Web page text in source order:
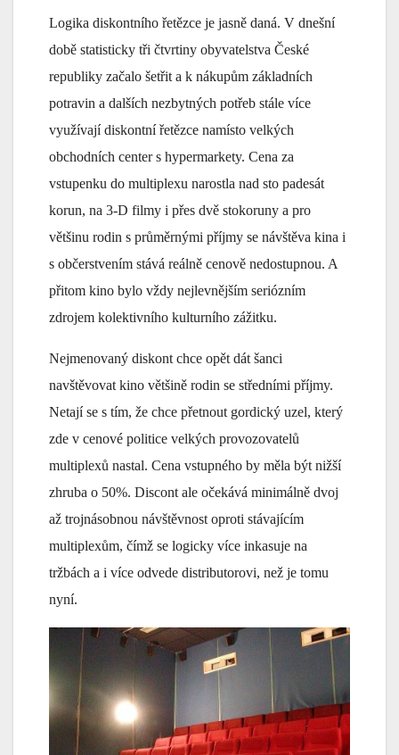
Logika diskontního řetězce je jasně daná. V dnešní
době statisticky tři čtvrtiny obyvatelstva České
republiky začalo šetřit a k nákupům základních
potravin a dalších nezbytných potřeb stále více
využívají diskontní řetězce namísto velkých
obchodních center s hypermarkety. Cena za
vstupenku do multiplexu narostla nad sto padesát
korun, na 3-D filmy i přes dvě stokoruny a pro
většinu rodin s průměrnými příjmy se návštěva kina i
s občerstvením stává reálně cenově nedostupnou. A
přitom kino bylo vždy nejlevnějším seriózním
zdrojem kolektivního kulturního zážitku.
Nejmenovaný diskont chce opět dát šanci
navštěvovat kino většině rodin se středními příjmy.
Netají se s tím, že chce přetnout gordický uzel, který
zde v cenové politice velkých provozovatelů
multiplexů nastal. Cena vstupného by měla být nižší
zhruba o 50%. Discont ale očekává minimálně dvoj
až trojnásobnou návštěvnost oproti stávajícím
multiplexům, čímž se logicky více inkasuje na
tržbách a i více odvede distributorovi, než je tomu
nyní.